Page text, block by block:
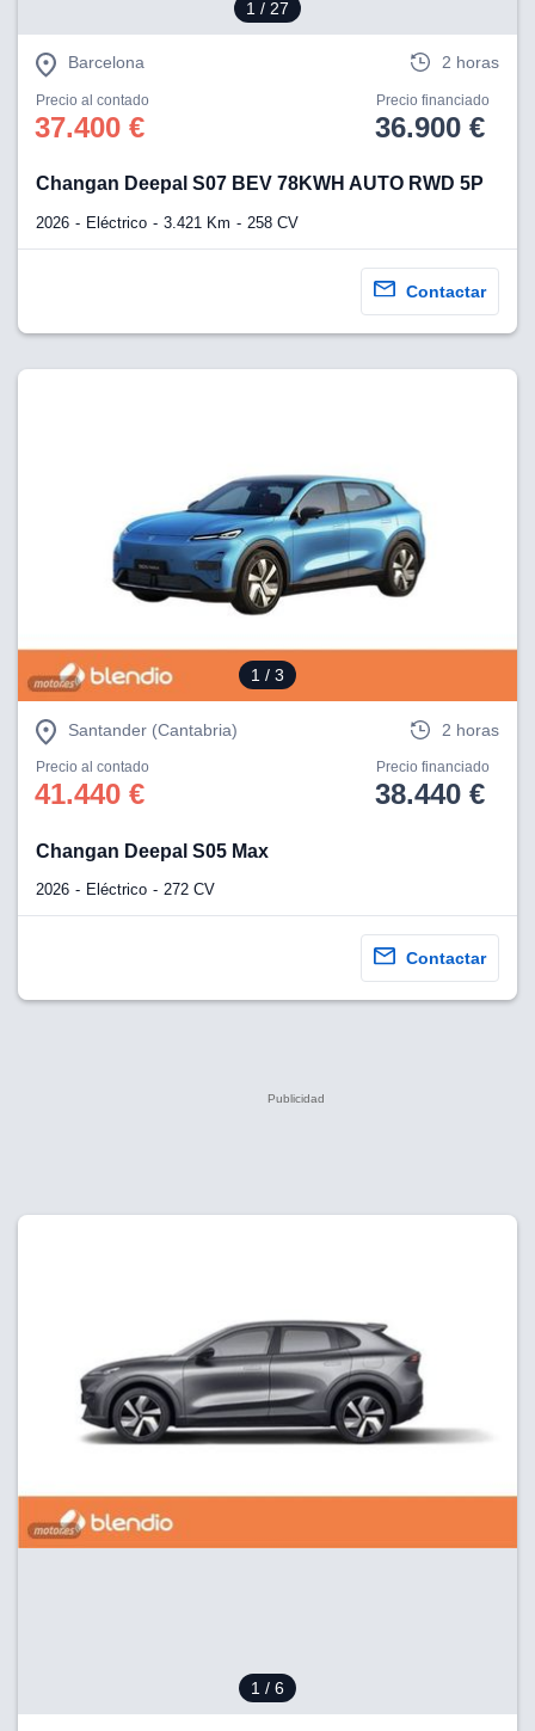
1 / 27
Barcelona 2 horas
Precio al contado
37.400 €
Precio financiado
36.900 €
Changan Deepal S07 BEV 78KWH AUTO RWD 5P
2026 Eléctrico 3.421 Km 258 CV
Contactar
1 / 3
Santander (Cantabria) 2 horas
Precio al contado
41.440 €
Precio financiado
38.440 €
Changan Deepal S05 Max
2026 Eléctrico 272 CV
Contactar
1 / 6